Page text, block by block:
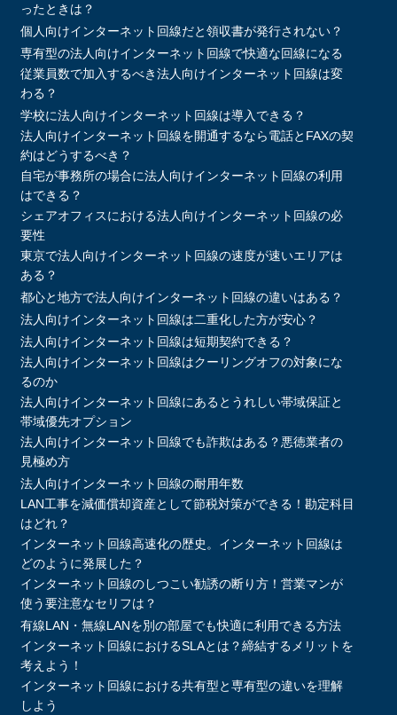
ったときは？
個人向けインターネット回線だと領収書が発行されない？
専有型の法人向けインターネット回線で快適な回線になる
従業員数で加入するべき法人向けインターネット回線は変
わる？
学校に法人向けインターネット回線は導入できる？
法人向けインターネット回線を開通するなら電話とFAXの契
約はどうするべき？
自宅が事務所の場合に法人向けインターネット回線の利用
はできる？
シェアオフィスにおける法人向けインターネット回線の必
要性
東京で法人向けインターネット回線の速度が速いエリアは
ある？
都心と地方で法人向けインターネット回線の違いはある？
法人向けインターネット回線は二重化した方が安心？
法人向けインターネット回線は短期契約できる？
法人向けインターネット回線はクーリングオフの対象にな
るのか
法人向けインターネット回線にあるとうれしい帯域保証と
帯域優先オプション
法人向けインターネット回線でも詐欺はある？悪徳業者の
見極め方
法人向けインターネット回線の耐用年数
LAN工事を減価償却資産として節税対策ができる！勘定科目
はどれ？
インターネット回線高速化の歴史。インターネット回線は
どのように発展した？
インターネット回線のしつこい勧誘の断り方！営業マンが
使う要注意なセリフは？
有線LAN・無線LANを別の部屋でも快適に利用できる方法
インターネット回線におけるSLAとは？締結するメリットを
考えよう！
インターネット回線における共有型と専有型の違いを理解
しよう